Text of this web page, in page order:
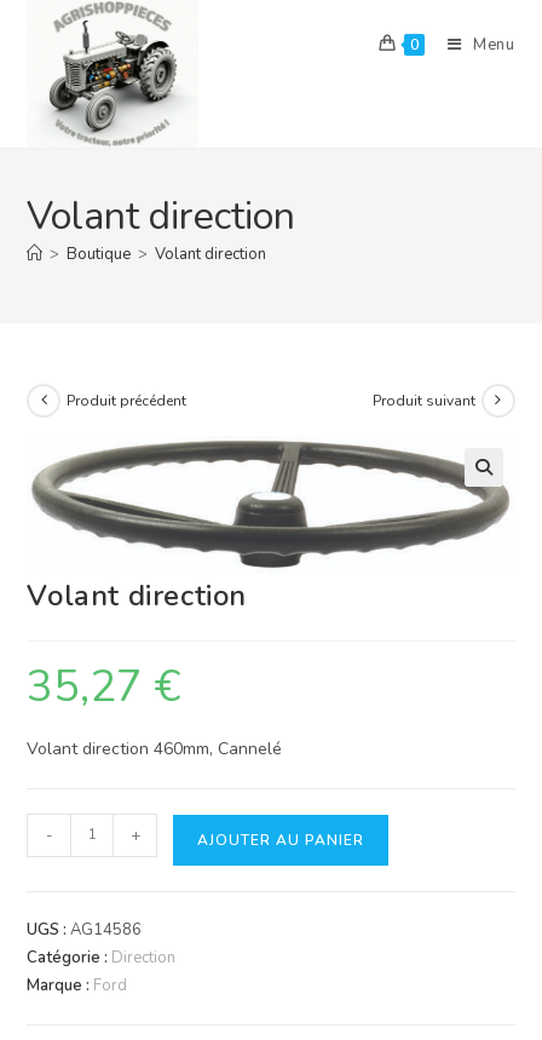
content
0 Menu
Volant direction
> Boutique > Volant direction
Produit précédent Produit suivant
Volant direction
35,27 €
Volant direction 460mm, Cannelé
quantité
de
direction
- + AJOUTER AU PANIER
UGS :AG14586
Catégorie : Direction
Marque : Ford